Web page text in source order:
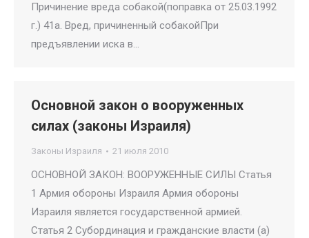
Причинение вреда собакой(поправка от 25.03.1992
г.) 41а. Вред, причиненный собакойПри
предъявлении иска в…
Основной закон о вооруженных
силах (законы Израиля)
Законы Израиля 21 июля 2010
ОСНОВНОЙ ЗАКОН: ВООРУЖЕННЫЕ СИЛЫ Статья
1 Армия обороны Израиля Армия обороны
Израиля является государственной армией.
Статья 2 Субординация и гражданские власти (a)